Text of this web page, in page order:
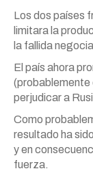
Los dos países
limitara la
la fallida
El país ahora
(probablemente
perjudicar a
Como
resultado ha
y en
fuerza.